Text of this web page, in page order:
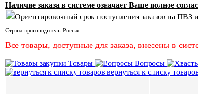
Наличие заказа в системе означает Ваше полное
Ориентировочный срок поступления заказов на ПВЗ
Страна-производитель: Россия.
Все товары, доступные для заказа, внесены в
Товары Вопросы
вернуться к списку товаров